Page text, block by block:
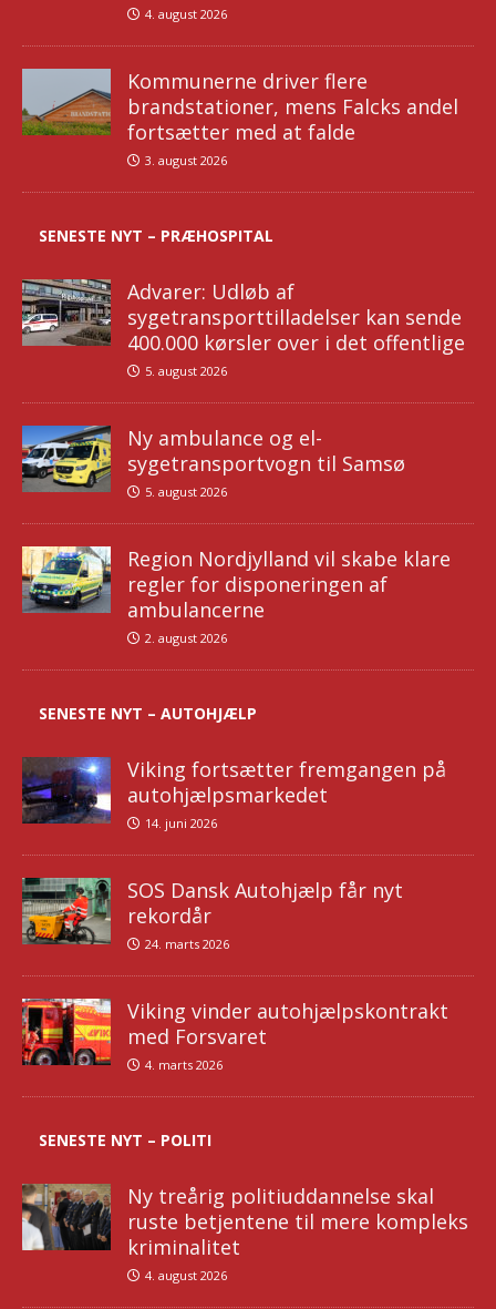
4. august 2026
Kommunerne driver flere
brandstationer, mens Falcks andel
fortsætter med at falde
3. august 2026
SENESTE NYT – PRÆHOSPITAL
Advarer: Udløb af
sygetransporttilladelser kan sende
400.000 kørsler over i det offentlige
5. august 2026
Ny ambulance og el-
sygetransportvogn til Samsø
5. august 2026
Region Nordjylland vil skabe klare
regler for disponeringen af
ambulancerne
2. august 2026
SENESTE NYT – AUTOHJÆLP
Viking fortsætter fremgangen på
autohjælpsmarkedet
14. juni 2026
SOS Dansk Autohjælp får nyt
rekordår
24. marts 2026
Viking vinder autohjælpskontrakt
med Forsvaret
4. marts 2026
SENESTE NYT – POLITI
Ny treårig politiuddannelse skal
ruste betjentene til mere kompleks
kriminalitet
4. august 2026